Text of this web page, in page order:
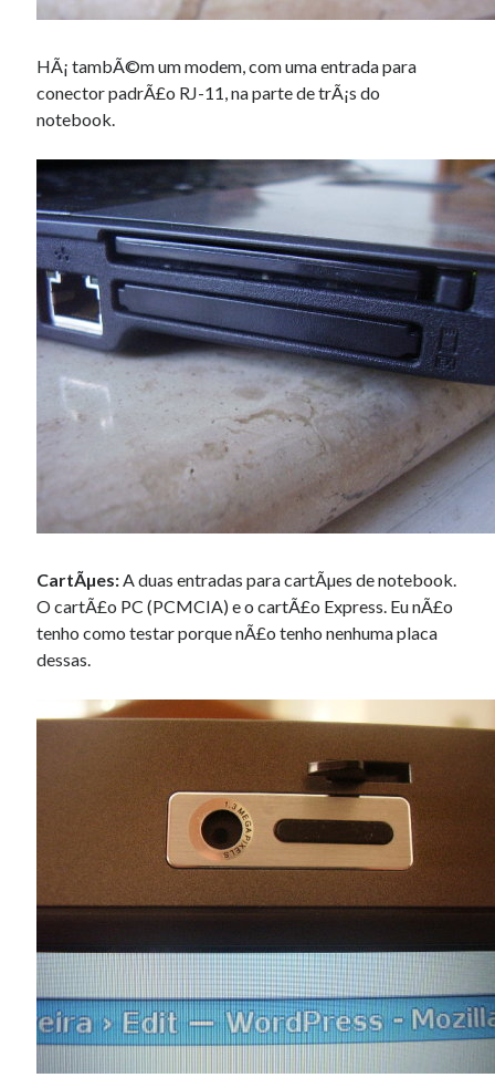
HÃ¡ tambÃ©m um modem, com uma entrada para
conector padrÃ£o RJ-11, na parte de trÃ¡s do
notebook.
CartÃµes:A duas entradas para cartÃµes de notebook.
O cartÃ£o PC (PCMCIA) e o cartÃ£o Express. Eu nÃ£o
tenho como testar porque nÃ£o tenho nenhuma placa
dessas.